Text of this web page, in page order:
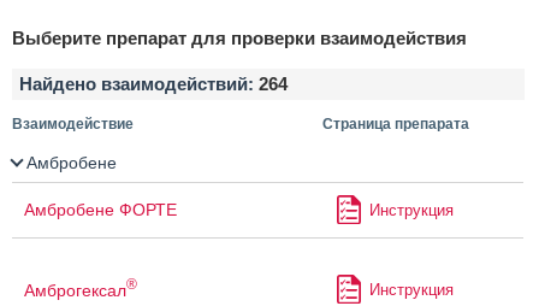
Выберите препарат для проверки взаимодействия
Найдено взаимодействий: 264
Взаимодействие Страница препарата
Амбробене
Амбробене ФОРТЕ Инструкция
Амброгексал® Инструкция